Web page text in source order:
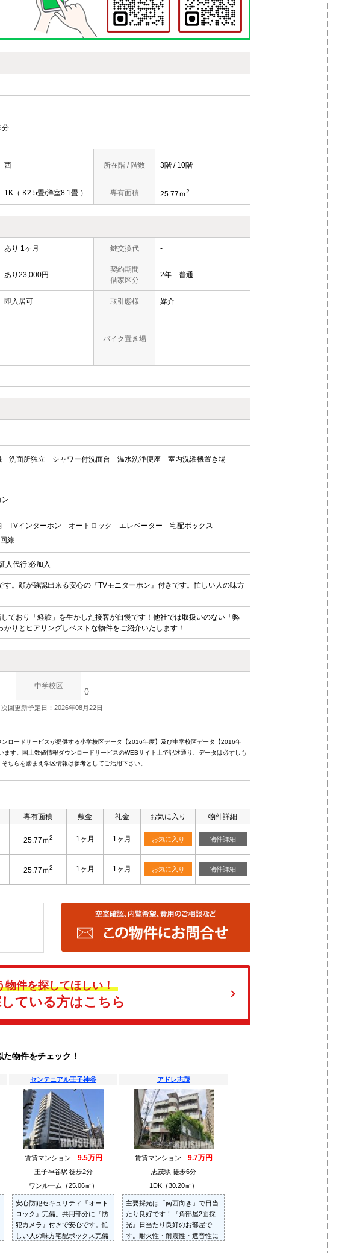
分
西 所在階 / 階数 3階 / 10階
1K（ K2.5畳/洋室8.1畳 ） 専有面積 25.77ｍ2
あり 1ヶ月 鍵交換代 -
あり23,000円
契約期間
借家区分
2年 普通
即入居可 取引態様 媒介
バイク置き場
洗面所独立 シャワー付洗面台 温水洗浄便座
室内洗濯機置き場
ン
TVインターホン オートロック エレベーター
宅配ボックス
線
人代行:必加入
。顔が確認出来る安心の『TVモニターホン』付きです。忙しい人の味方
ており「経験」を生かした接客が自慢です！他社では取扱いのない「弊
りとヒアリングしベストな物件をご紹介いたします！
中学校区
()
次回更新予定日：2026年08月22日
ロードサービスが提供する小学校区データ【2016年度】及び中学校区データ【2016年
す。国土数値情報ダウンロードサービスのWEBサイト上で記述通り、データは必ずしも
ちらを踏まえ学区情報は参考としてご活用下さい。
専有面積 敷金 礼金 お気に入り 物件詳細
25.77ｍ2 1ヶ月 1ヶ月 お気に入り 物件詳細
25.77ｍ2 1ヶ月 1ヶ月 お気に入り 物件詳細
物件を探してほしい！
ている方はこちら
た物件をチェック！
センテニアル王子神谷
賃貸マンション 9.5万円
王子神谷駅 徒歩2分
ワンルーム（25.06㎡）
安心防犯セキュリティ『オート
ロック』完備。共用部分に『防
犯カメラ』付きで安心です。忙
しい人の味方宅配ボックス完備
アドレ志茂
賃貸マンション 9.7万円
志茂駅 徒歩6分
1DK（30.20㎡）
主要採光は「南西向き」で日当
たり良好です！『角部屋2面採
光』日当たり良好のお部屋で
す。耐火性・耐震性・遮音性に